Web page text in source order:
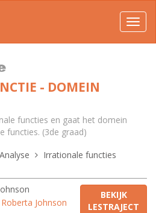
- DOMEIN
functies en gaat het domein
functies. (3de graad)
Analyse Irrationale functies
Roberta Johnson
BEKIJK
LESTRAJECT